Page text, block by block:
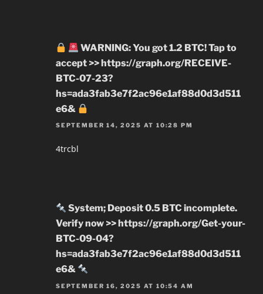
WARNING: You got 1.2 BTC! Tap to
accept >> https://graph.org/RECEIVE-
BTC-07-23?
hs=ada3fab3e7f2ac96e1af88d0d3d511
e6&
SEPTEMBER 14, 2025 AT 10:28 PM
4trcbl
System; Deposit 0.5 BTC incomplete.
Verify now >> https://graph.org/Get-your-
BTC-09-04?
hs=ada3fab3e7f2ac96e1af88d0d3d511
e6&
SEPTEMBER 16, 2025 AT 10:54 AM